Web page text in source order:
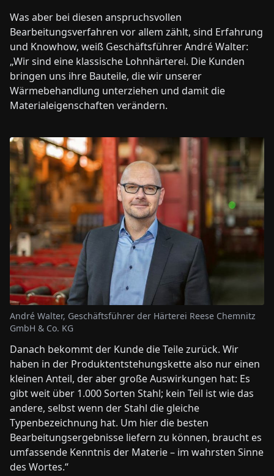
Was aber bei diesen anspruchsvollen
Bearbeitungsverfahren vor allem zählt, sind Erfahrung
und Knowhow, weiß Geschäftsführer André Walter:
„Wir sind eine klassische Lohnhärterei. Die Kunden
bringen uns ihre Bauteile, die wir unserer
Wärmebehandlung unterziehen und damit die
Materialeigenschaften verändern.
André Walter, Geschäftsführer der Härterei Reese Chemnitz
GmbH & Co. KG
Danach bekommt der Kunde die Teile zurück. Wir
haben in der Produktentstehungskette also nur einen
kleinen Anteil, der aber große Auswirkungen hat: Es
gibt weit über 1.000 Sorten Stahl; kein Teil ist wie das
andere, selbst wenn der Stahl die gleiche
Typenbezeichnung hat. Um hier die besten
Bearbeitungsergebnisse liefern zu können, braucht es
umfassende Kenntnis der Materie – im wahrsten Sinne
des Wortes.“